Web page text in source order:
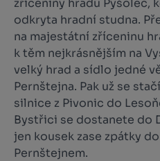
zříceniny hradu Pyšolec,
odkryta hradní studna.
na majestátní zříceninu
k těm nejkrásnějším na
velký hrad a sídlo jedné
Pernštejna. Pak už se
silnice z Pivonic do
Bystřici se dostanete do
jen kousek zase zpátky
Pernštejnem.